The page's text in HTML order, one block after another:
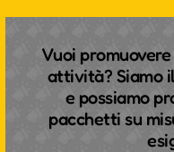
Vuoi
attività? Siamo
e possiamo
pacchetti su